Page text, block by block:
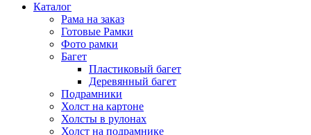
Каталог
Рама на заказ
Готовые Рамки
Фото рамки
Багет
Пластиковый багет
Деревянный багет
Подрамники
Холст на картоне
Холсты в рулонах
Холст на подрамнике